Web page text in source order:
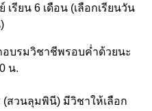
รียน 6 เดือน (เลือกเรียนวัน
บรมวิชาชีพรอบค่ำด้วยนะ
น.
สวนลุมพินี) มีวิชาให้เลือก